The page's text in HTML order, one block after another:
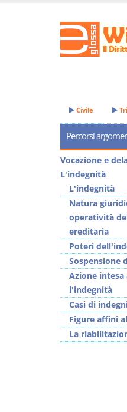
Civile
Percorsi
Vocazione e
L'indegnità
L'indegnità
Natura
operatività
ereditaria
Poteri
Sospensione
Azione intesa
l'indegnità
Casi di
Figure affini
La
Usufrutto Uso e